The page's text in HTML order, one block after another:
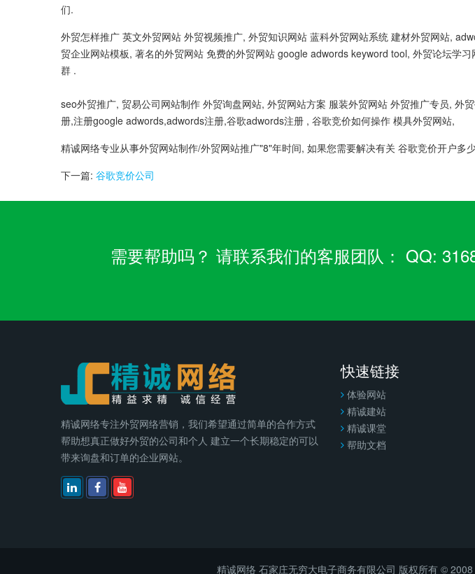
们.
外贸怎样推广 英文外贸网站 外贸视频推广, 外贸知识网站 蓝科外贸网站系统 建材外贸网站,
贸企业网站模板, 著名的外贸网站 免费的外贸网站 google adwords keyword tool, 外贸论坛学
群 .
seo外贸推广, 贸易公司网站制作 外贸询盘网站, 外贸网站方案 服装外贸网站 外贸推广专员, 外
册,注册google adwords,adwords注册,谷歌adwords注册 , 谷歌竞价如何操作 模具外贸网站,
精诚网络专业从事外贸网站制作/外贸网站推广"8"年时间, 如果您需要解决有关 谷歌竞价开户多
下一篇: 谷歌竞价公司
需要帮助吗？ 请联系我们的客服团队： QQ:
精诚网络专注外贸网络营销，我们希望通过简单的合作方式
帮助想真正做好外贸的公司和个人 建立一个长期稳定的可以
带来询盘和订单的企业网站。
快速链接
体验网站
精诚建站
精诚课堂
帮助文档
精诚网络 石家庄无穷大电子商务有限公司 版权所有 ©